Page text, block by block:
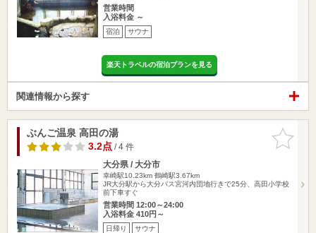
営業時間
入浴料金 ～
宿泊 サウナ
楽天トラベルの宿泊プランを見る
関連情報から探す
お気に入
りに追加
ぶんご温泉 高田の湯
3.2点/ 4 件
大分県 / 大分市
幸崎駅10.23km 鶴崎駅3.67km
JR大分駅から大分バス宮河内団地行きで25分、高田小学校
前下車すぐ
営業時間 12:00～24:00
入浴料金 410円～
日帰り サウナ